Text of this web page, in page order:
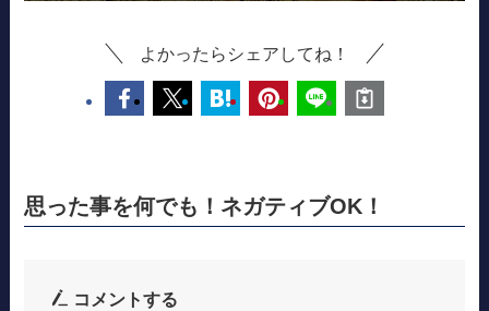
よかったらシェアしてね！
思った事を何でも！ネガティブOK！
コメントする